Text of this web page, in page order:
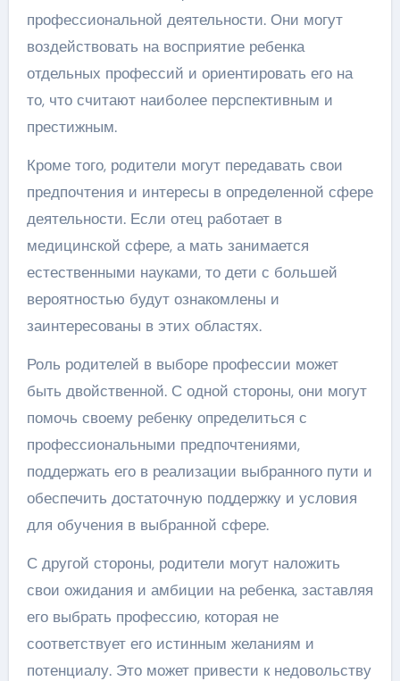
профессиональной деятельности. Они могут
воздействовать на восприятие ребенка
отдельных профессий и ориентировать его на
то, что считают наиболее перспективным и
престижным.
Кроме того, родители могут передавать свои
предпочтения и интересы в определенной сфере
деятельности. Если отец работает в
медицинской сфере, а мать занимается
естественными науками, то дети с большей
вероятностью будут ознакомлены и
заинтересованы в этих областях.
Роль родителей в выборе профессии может
быть двойственной. С одной стороны, они могут
помочь своему ребенку определиться с
профессиональными предпочтениями,
поддержать его в реализации выбранного пути и
обеспечить достаточную поддержку и условия
для обучения в выбранной сфере.
С другой стороны, родители могут наложить
свои ожидания и амбиции на ребенка, заставляя
его выбрать профессию, которая не
соответствует его истинным желаниям и
потенциалу. Это может привести к недовольству